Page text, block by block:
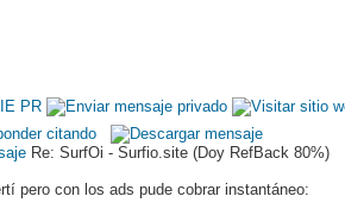
Re: SurfOi - Surfio.site (Doy RefBack 80%)
pero con los ads pude cobrar instantáneo: